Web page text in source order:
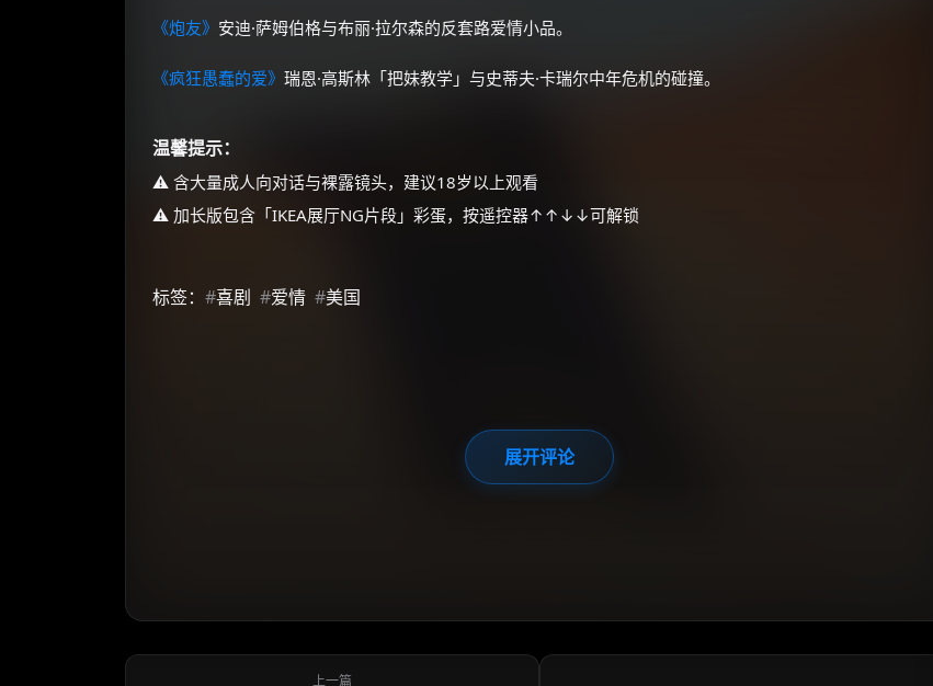
《炮友》 安迪·萨姆伯格与布丽·拉尔森的反套路爱情小品。
《疯狂愚蠢的爱》 瑞恩·高斯林「把妹教学」与史蒂夫·卡瑞尔中年危机的碰撞。
温馨提示：
⚠️ 含大量成人向对话与裸露镜头，建议18岁以上观看
⚠️ 加长版包含「IKEA展厅NG片段」彩蛋，按遥控器↑↑↓↓可解锁
标签： #喜剧 #爱情 #美国
展开评论